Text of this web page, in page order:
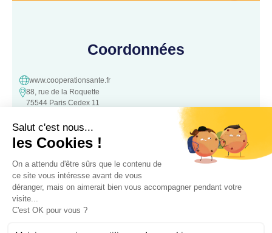
Coordonnées
www.cooperationsante.fr
88, rue de la Roquette
75544 Paris Cedex 11
Contact
Une question, une suggestion ?
N’hésitez pas à nous contacter :
Contacter nous